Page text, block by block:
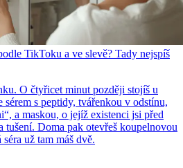
TikToku a ve slevě? Tady nejspíš
O čtyřicet minut později stojíš u
sérem s peptidy, tvářenkou v odstínu,
a maskou, o jejíž existenci jsi před
tušení. Doma pak otevřeš koupelnovou
už tam máš dvě.